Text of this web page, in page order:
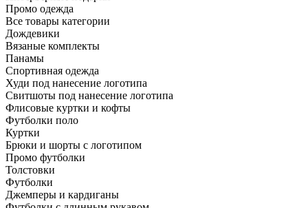
Промо одежда
Все товары категории
Дождевики
Вязаные комплекты
Панамы
Спортивная одежда
Худи под нанесение логотипа
Свитшоты под нанесение логотипа
Флисовые куртки и кофты
Футболки поло
Куртки
Брюки и шорты с логотипом
Промо футболки
Толстовки
Футболки
Джемперы и кардиганы